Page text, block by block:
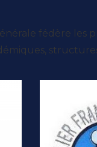
fédère les